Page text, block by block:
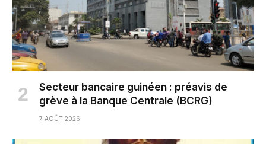
Secteur bancaire guinéen : préavis de
grève à la Banque Centrale (BCRG)
7 AOÛT 2026